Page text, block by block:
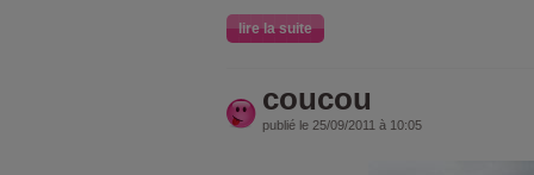
lire la suite
coucou
publié le 25/09/2011 à 10:05